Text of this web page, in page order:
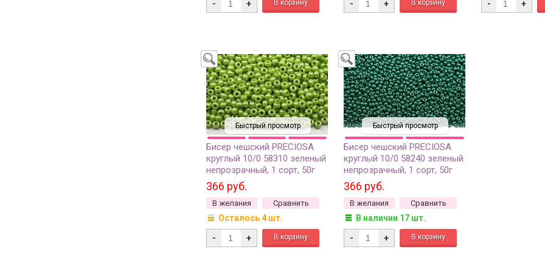
- + - + - +
Быстрый просмотр
Бисер чешский PRECIOSA
круглый 10/0 58310 зеленый
непрозрачный, 1 сорт, 50г
366 руб.
В желания Сравнить
Осталось 4 шт.
- +
Быстрый просмотр
Бисер чешский PRECIOSA
круглый 10/0 58240 зеленый
непрозрачный, 1 сорт, 50г
366 руб.
В желания Сравнить
В наличии 17 шт.
- +